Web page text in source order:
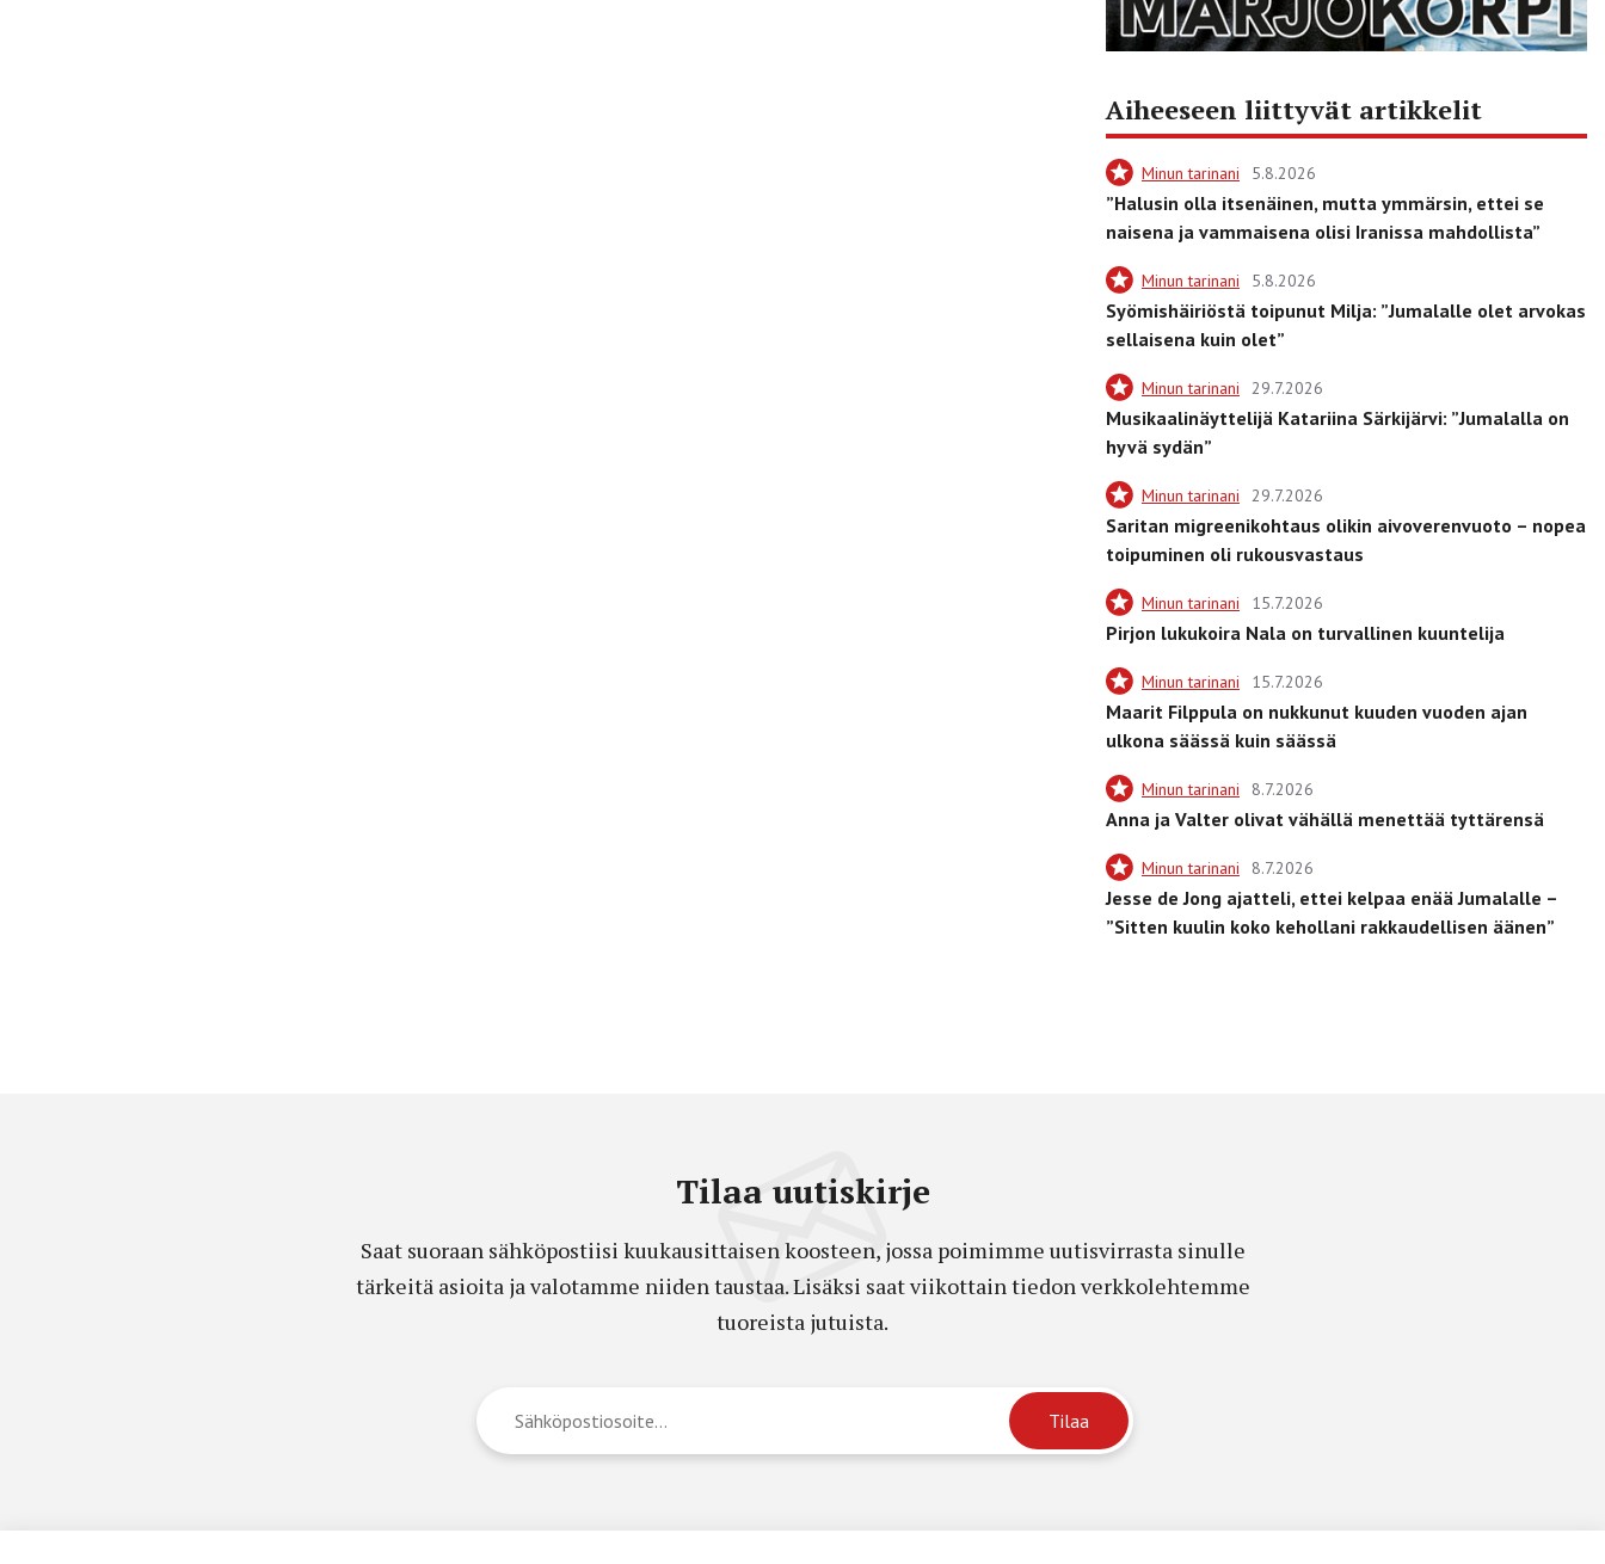
Aiheeseen liittyvät artikkelit
Minun tarinani 5.8.2026
”Halusin olla itsenäinen, mutta ymmärsin, ettei se
naisena ja vammaisena olisi Iranissa mahdollista”
Minun tarinani 5.8.2026
Syömishäiriöstä toipunut Milja: ”Jumalalle olet arvokas
sellaisena kuin olet”
Minun tarinani 29.7.2026
Musikaalinäyttelijä Katariina Särkijärvi: ”Jumalalla on
hyvä sydän”
Minun tarinani 29.7.2026
Saritan migreenikohtaus olikin aivoverenvuoto – nopea
toipuminen oli rukousvastaus
Minun tarinani 15.7.2026
Pirjon lukukoira Nala on turvallinen kuuntelija
Minun tarinani 15.7.2026
Maarit Filppula on nukkunut kuuden vuoden ajan
ulkona säässä kuin säässä
Minun tarinani 8.7.2026
Anna ja Valter olivat vähällä menettää tyttärensä
Minun tarinani 8.7.2026
Jesse de Jong ajatteli, ettei kelpaa enää Jumalalle –
”Sitten kuulin koko kehollani rakkaudellisen äänen”
Tilaa uutiskirje
Saat suoraan sähköpostiisi kuukausittaisen koosteen, jossa poimimme uutisvirrasta sinulle
tärkeitä asioita ja valotamme niiden taustaa. Lisäksi saat viikottain tiedon verkkolehtemme
tuoreista jutuista.